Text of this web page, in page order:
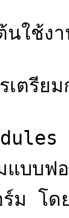
นใช้ง
เตรี
บบฟอ
ม โด